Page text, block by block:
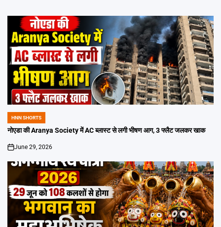
POSTED
IN
HNN SHORTS
नोएडा की Aranya Society में AC ब्लास्ट से लगी भीषण आग, 3 फ्लैट जलकर खाक
on
June 29, 2026